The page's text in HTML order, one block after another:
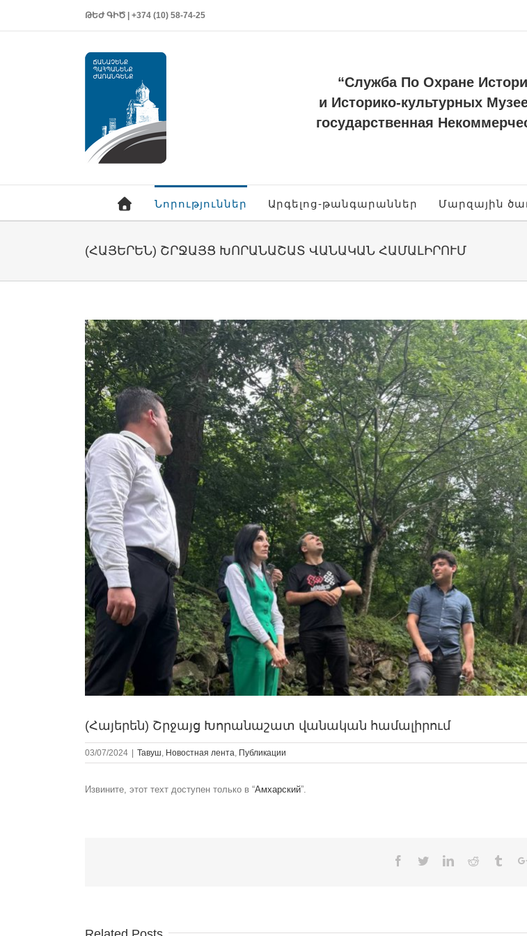
ԹԵԺ ԳԻԾ | +374 (10) 58-74-25
“Служба По Охране
и Историко-культурных
государственная
Նորություններ Արգելոց-թանգարաններ Մարզային
(ՀԱՅԵՐԵՆ) ՇՐՋԱՅՑ ԽՈՐԱՆԱՇԱՏ ՎԱՆԱԿԱՆ ՀԱՄԱԼԻՐՈՒՄ
View
Larger
Image
(Հայերեն) Շրջայց Խորանաշատ վանական համալիրում
03/07/2024 Тавуш, Новостная лента, Публикации
Извините, этот техт доступен только в “Амхарский”.
Facebook
TwitterLinkedinReddit